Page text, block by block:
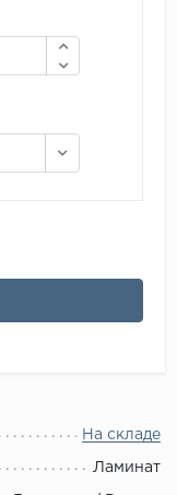
На складе
Ламинат